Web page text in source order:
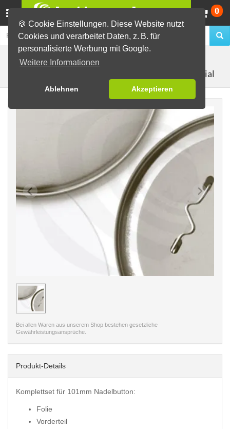
🍪 Cookie Einstellungen. Diese Website nutzt
Cookies und verarbeitet Daten, z. B. für
personalisierte Werbung mit Google.
Weitere Informationen
Ablehnen Akzeptieren
0
Buttons selber machen
Material zur Buttonherstellung
101mm Rohmaterial
< /picture>
Bei allen Waren aus unserem Shop bestehen gesetzliche
Gewährleistungsansprüche.
Produkt-Details
Komplettset für 101mm Nadelbutton:
Folie
Vorderteil